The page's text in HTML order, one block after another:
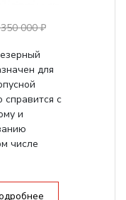
000 ₽
для
с
и
числе